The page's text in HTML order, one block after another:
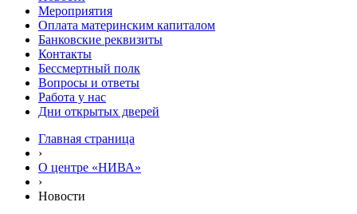
Мероприятия
Оплата материнским капиталом
Банковские реквизиты
Контакты
Бессмертный полк
Вопросы и ответы
Работа у нас
Дни открытых дверей
Главная страница
›
О центре «НИВА»
›
Новости